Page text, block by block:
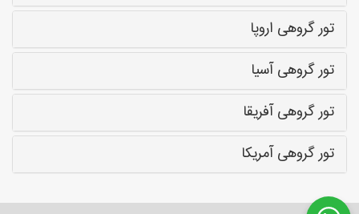
تور گروهی اروپا
تور گروهی آسیا
تور گروهی آفریقا
تور گروهی آمریکا